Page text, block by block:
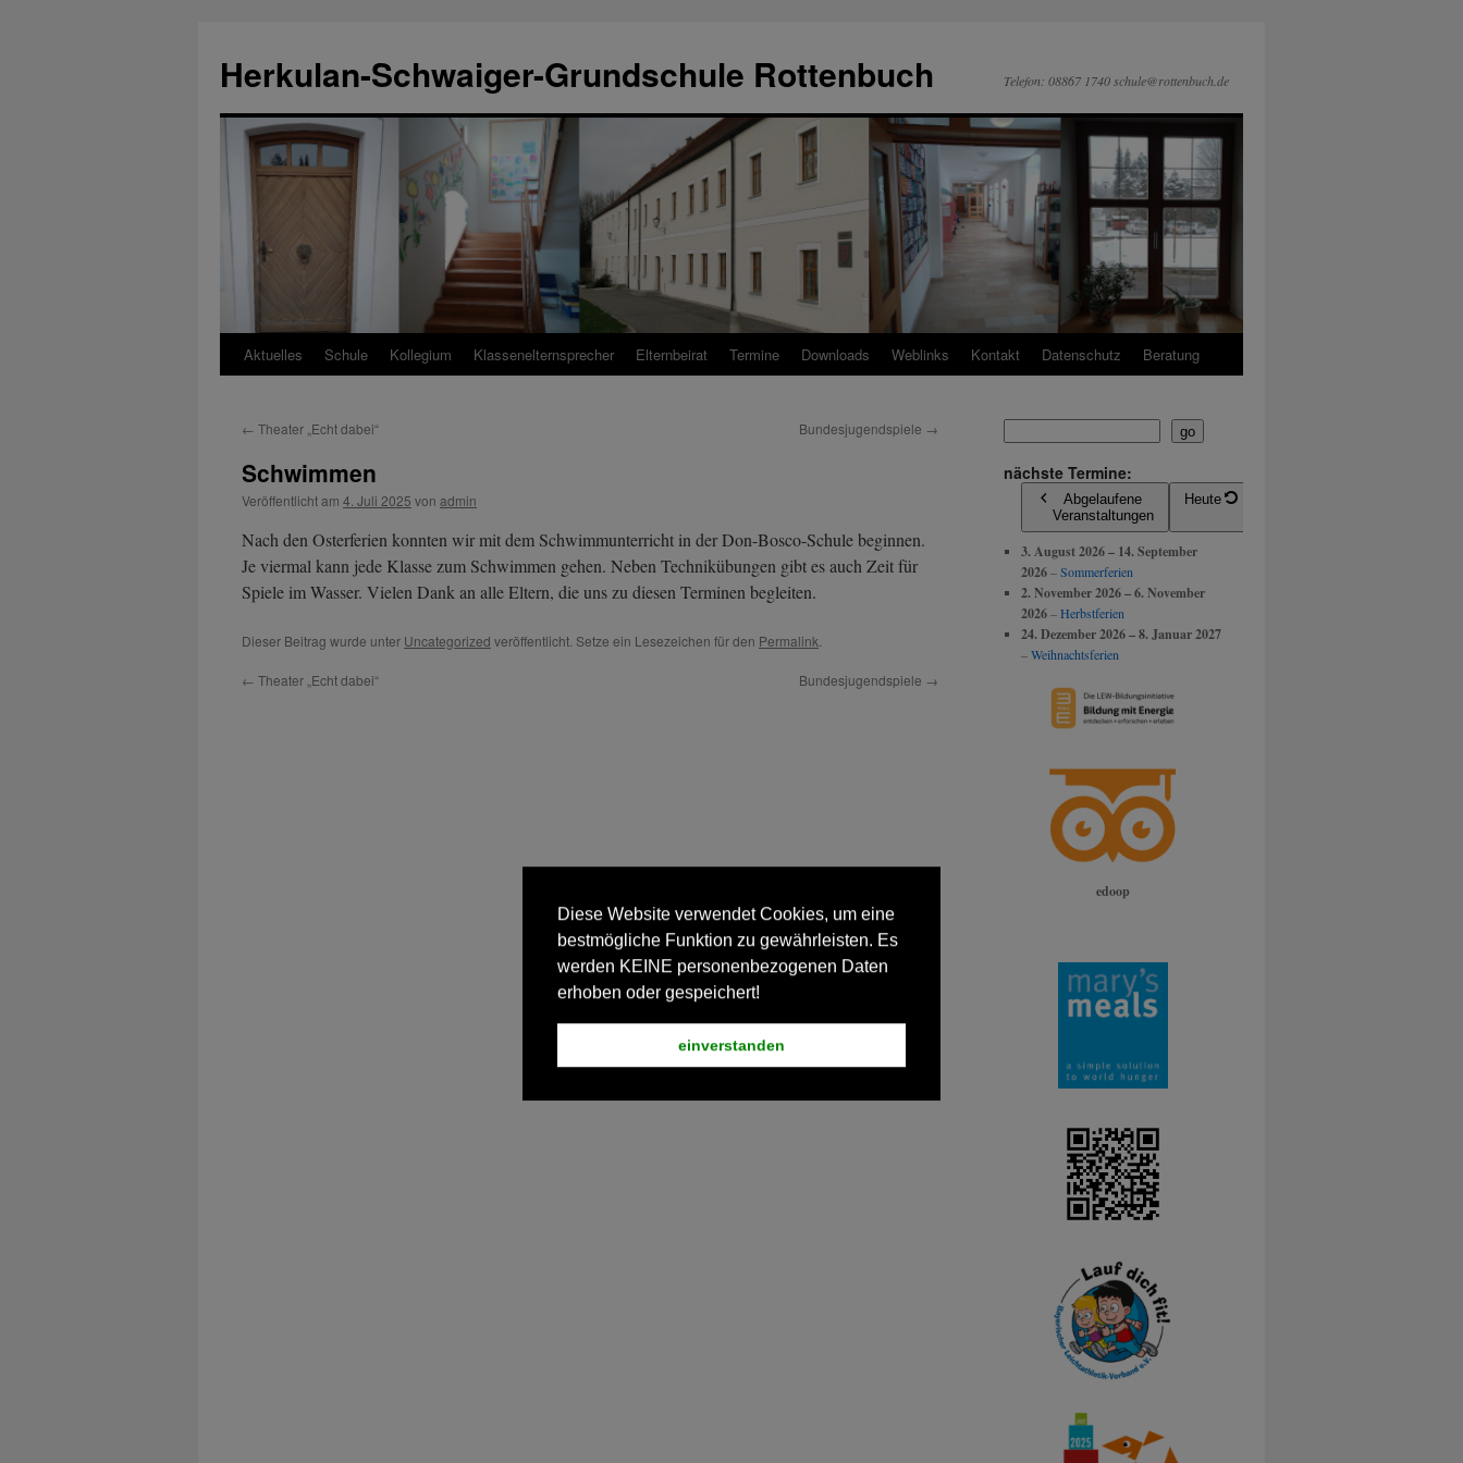
springen
Herkulan-Schwaiger-Grundschule Rottenbuch Telefon: 08867 1740 schule@rottenbuch.de
Aktuelles Schule Kollegium Klassenelternsprecher Elternbeirat Termine Downloads Weblinks Kontakt Datenschutz Beratung
← Theater „Echt dabei“ Bundesjugendspiele →
Schwimmen
Veröffentlicht am 4. Juli 2025 von admin
Nach den Osterferien konnten wir mit dem Schwimmunterricht in der Don-Bosco-Schule beginnen.
Je viermal kann jede Klasse zum Schwimmen gehen. Neben Technikübungen gibt es auch Zeit für
Spiele im Wasser. Vielen Dank an alle Eltern, die uns zu diesen Terminen begleiten.
Dieser Beitrag wurde unter Uncategorized veröffentlicht. Setze ein Lesezeichen für den Permalink
← Theater „Echt dabei“ Bundesjugendspiele →
go
nächste Termine:
Abgelaufene
Veranstaltungen
Heute
3. August 2026 – 14. September
2026–Sommerferien
2. November 2026 – 6. November
2026–Herbstferien
24. Dezember 2026 – 8. Januar 2027
–Weihnachtsferien
edoop
Diese Website verwendet Cookies, um eine
bestmögliche Funktion zu gewährleisten. Es
werden KEINE personenbezogenen Daten
erhoben oder gespeichert!
einverstanden